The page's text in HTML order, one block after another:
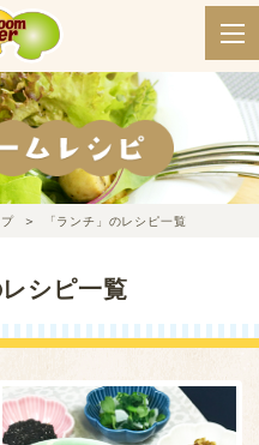
「ランチ」のレシピ一覧
レシピ一覧